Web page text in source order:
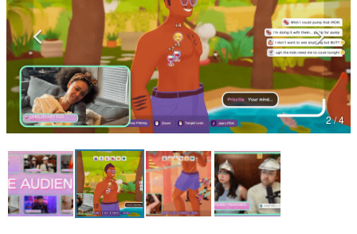
ゲームが変えた日本語
「経験値」「裏技」「ラスボス」… ゲームにまつわる言葉
の起源や用法の変遷を、コンピューター文化史研究家・タ
イニーP氏が徹底調査。
カテゴリ
特集記事
マンガ
女性向け
アプリレビュー
2 / 4